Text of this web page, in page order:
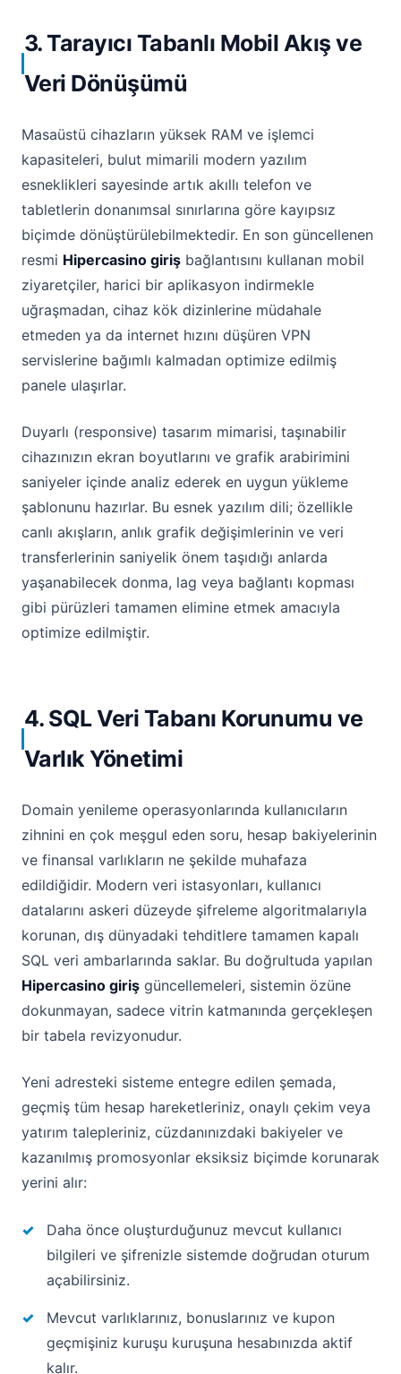
3. Tarayıcı Tabanlı Mobil Akış ve
Veri Dönüşümü
Masaüstü cihazların yüksek RAM ve işlemci
kapasiteleri, bulut mimarili modern yazılım
esneklikleri sayesinde artık akıllı telefon ve
tabletlerin donanımsal sınırlarına göre kayıpsız
biçimde dönüştürülebilmektedir. En son güncellenen
resmi Hipercasino giriş bağlantısını kullanan mobil
ziyaretçiler, harici bir aplikasyon indirmekle
uğraşmadan, cihaz kök dizinlerine müdahale
etmeden ya da internet hızını düşüren VPN
servislerine bağımlı kalmadan optimize edilmiş
panele ulaşırlar.
Duyarlı (responsive) tasarım mimarisi, taşınabilir
cihazınızın ekran boyutlarını ve grafik arabirimini
saniyeler içinde analiz ederek en uygun yükleme
şablonunu hazırlar. Bu esnek yazılım dili; özellikle
canlı akışların, anlık grafik değişimlerinin ve veri
transferlerinin saniyelik önem taşıdığı anlarda
yaşanabilecek donma, lag veya bağlantı kopması
gibi pürüzleri tamamen elimine etmek amacıyla
optimize edilmiştir.
4. SQL Veri Tabanı Korunumu ve
Varlık Yönetimi
Domain yenileme operasyonlarında kullanıcıların
zihnini en çok meşgul eden soru, hesap bakiyelerinin
ve finansal varlıkların ne şekilde muhafaza
edildiğidir. Modern veri istasyonları, kullanıcı
datalarını askeri düzeyde şifreleme algoritmalarıyla
korunan, dış dünyadaki tehditlere tamamen kapalı
SQL veri ambarlarında saklar. Bu doğrultuda yapılan
Hipercasino giriş güncellemeleri, sistemin özüne
dokunmayan, sadece vitrin katmanında gerçekleşen
bir tabela revizyonudur.
Yeni adresteki sisteme entegre edilen şemada,
geçmiş tüm hesap hareketleriniz, onaylı çekim veya
yatırım talepleriniz, cüzdanınızdaki bakiyeler ve
kazanılmış promosyonlar eksiksiz biçimde korunarak
yerini alır:
Daha önce oluşturduğunuz mevcut kullanıcı
bilgileri ve şifrenizle sistemde doğrudan oturum
açabilirsiniz.
Mevcut varlıklarınız, bonuslarınız ve kupon
geçmişiniz kuruşu kuruşuna hesabınızda aktif
kalır.